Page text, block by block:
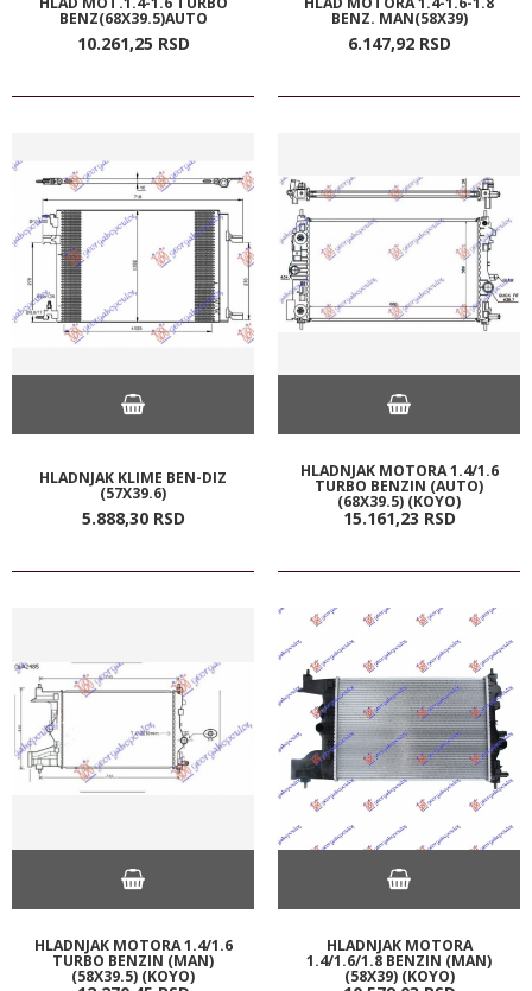
BENZ(68X39.5)AUTO
10.261,25 RSD
BENZ. MAN(58X39)
6.147,92 RSD
HLADNJAK KLIME BEN-DIZ
(57X39.6)
5.888,30 RSD
HLADNJAK MOTORA 1.4/1.6
TURBO BENZIN (AUTO)
(68X39.5) (KOYO)
15.161,23 RSD
HLADNJAK MOTORA 1.4/1.6
TURBO BENZIN (MAN)
(58X39.5) (KOYO)
HLADNJAK MOTORA
1.4/1.6/1.8 BENZIN (MAN)
(58X39) (KOYO)